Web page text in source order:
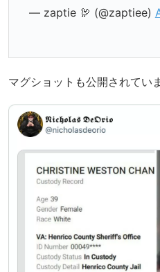
— zaptie 🦃 (@zaptiee)
マグショットも公開されてい